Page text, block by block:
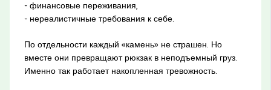
- финансовые переживания,
- нереалистичные требования к себе.
По отдельности каждый «камень» не страшен. Но
вместе они превращают рюкзак в неподъемный груз.
Именно так работает накопленная тревожность.